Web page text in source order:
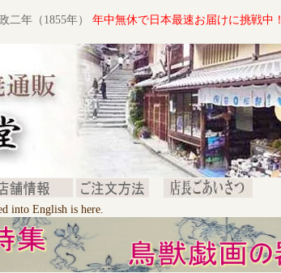
二年（1855年） 年中無休で日本最速お届けに挑戦中！
into English is here.